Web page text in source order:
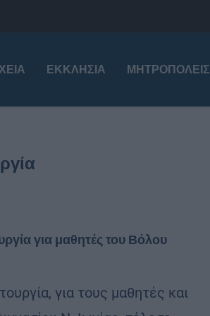
ΕΚΚΛΗΣΊΑ ΜΗΤΡΟΠΌΛΕΙΣ
για μαθητές του Βόλου
για τους μαθητές και